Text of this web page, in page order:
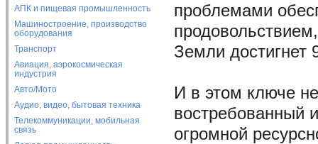
АПК и пищевая промышленность
Машиностроение, производство
оборудования
Транспорт
Авиация, аэрокосмическая
индустрия
Авто/Мото
Аудио, видео, бытовая техника
Телекоммуникации, мобильная
связь
проблемами
Земли достигнет
И в этом ключе
востребованный
огромной